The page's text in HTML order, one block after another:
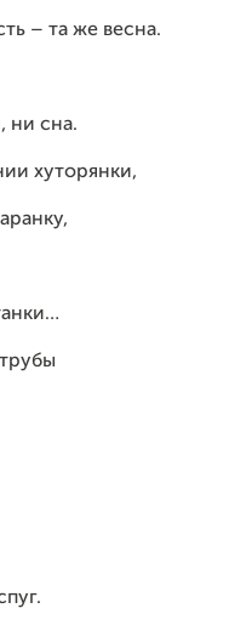
– та же весна.
ни сна.
хуторянки,